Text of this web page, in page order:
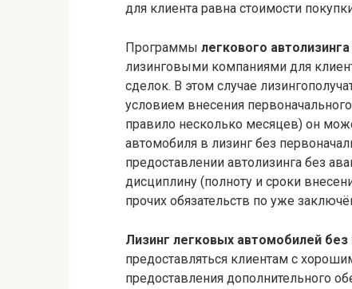
для клиента равна стоимости
Программы легкового
лизинговыми компаниями для
сделок. В этом случае
условием внесения
правило несколько месяцев) он
автомобиля в лизинг без
предоставлении автолизинга без
дисциплину (полноту и сроки
прочих обязательств по уже
Лизинг легковых автомобилей без
предоставляться клиентам с
предоставления дополнительного